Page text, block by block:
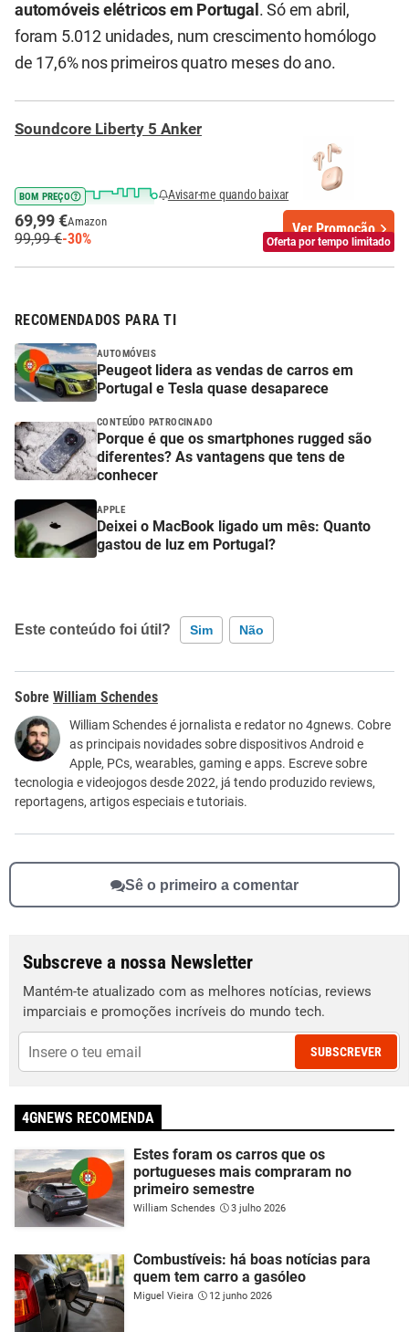
automóveis elétricos em Portugal . Só em abril,
foram 5.012 unidades, num crescimento homólogo
de 17,6% nos primeiros quatro meses do ano.
Oferta por tempo limitado
Soundcore Liberty 5 Anker
BOM PREÇO Avisar-me quando baixar
69,99 €Amazon
99,99 €-30%
Ver Promoção
RECOMENDADOS PARA TI
AUTOMÓVEIS
Peugeot lidera as vendas de carros em
Portugal e Tesla quase desaparece
CONTEÚDO PATROCINADO
Porque é que os smartphones rugged são
diferentes? As vantagens que tens de
conhecer
APPLE
Deixei o MacBook ligado um mês: Quanto
gastou de luz em Portugal?
Este conteúdo foi útil? Sim Não
Este conteúdo contém informação incorreta
Este conteúdo não tem a informação que procuro
Outro
William Schendes
William Schendes é jornalista e redator no 4gnews. Cobre
as principais novidades sobre dispositivos Android e
Apple, PCs, wearables, gaming e apps. Escreve sobre
tecnologia e videojogos desde 2022, já tendo produzido reviews,
reportagens, artigos especiais e tutoriais.
Sê o primeiro a comentar
Subscreve a nossa Newsletter
Mantém-te atualizado com as melhores notícias, reviews
imparciais e promoções incríveis do mundo tech.
SUBSCREVER
4GNEWS RECOMENDA
Estes foram os carros que os
portugueses mais compraram no
primeiro semestre
William Schendes 3 julho 2026
Combustíveis: há boas notícias para
quem tem carro a gasóleo
Miguel Vieira 12 junho 2026